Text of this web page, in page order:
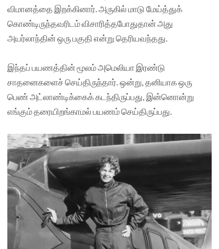
விமானத்தை இறக்கினார். அருகில் மாடு மேய்த்துக்
கொண்டிருந்தவரிடம் விசாரித்தபோதுதான் அது
அயர்லாந்தின் ஒரு பகுதி என்று தெரியவந்தது.
இந்தப் பயணத்தின் மூலம் அமெலியா இரண்டு
சாதனைகளைச் செய்திருந்தார். ஒன்று, தனியாக ஒரு
பெண் அட்லாண்டிக்கைக் கடந்திருப்பது, இன்னொன்று
எங்கும் தரையிறங்காமல் பயணம் செய்திருப்பது.